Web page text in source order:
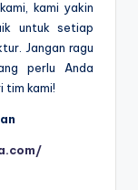
kami yakin
untuk setiap
Jangan ragu
perlu Anda
tim kami!